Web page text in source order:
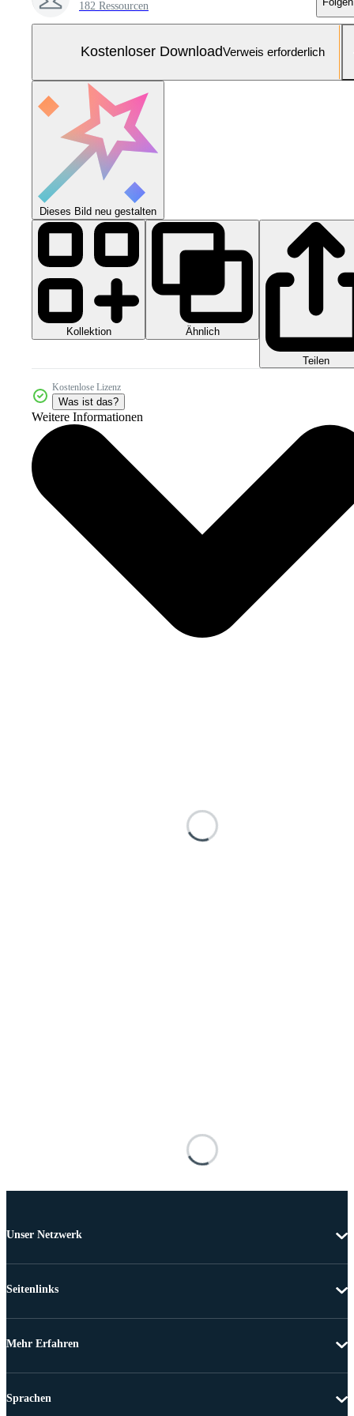
182 Ressourcen
Kostenloser DownloadVerweis erforderlich
Dieses Bild neu gestalten
Kollektion Ähnlich
Teilen
Kostenlose Lizenz
Was ist das?
Weitere Informationen
Unser Netzwerk
Seitenlinks
Mehr Erfahren
Sprachen